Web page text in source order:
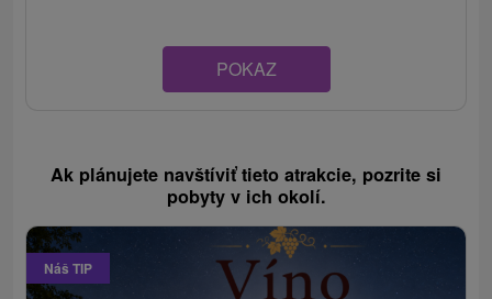
POKAZ
Ak plánujete navštíviť tieto atrakcie, pozrite si
pobyty v ich okolí.
Náš TIP